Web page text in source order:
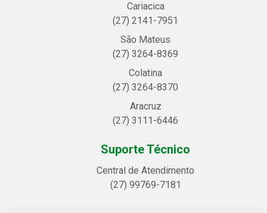
Cariacica
(27) 2141-7951
São Mateus
(27) 3264-8369
Colatina
(27) 3264-8370
Aracruz
(27) 3111-6446
Suporte Técnico
Central de Atendimento
(27) 99769-7181